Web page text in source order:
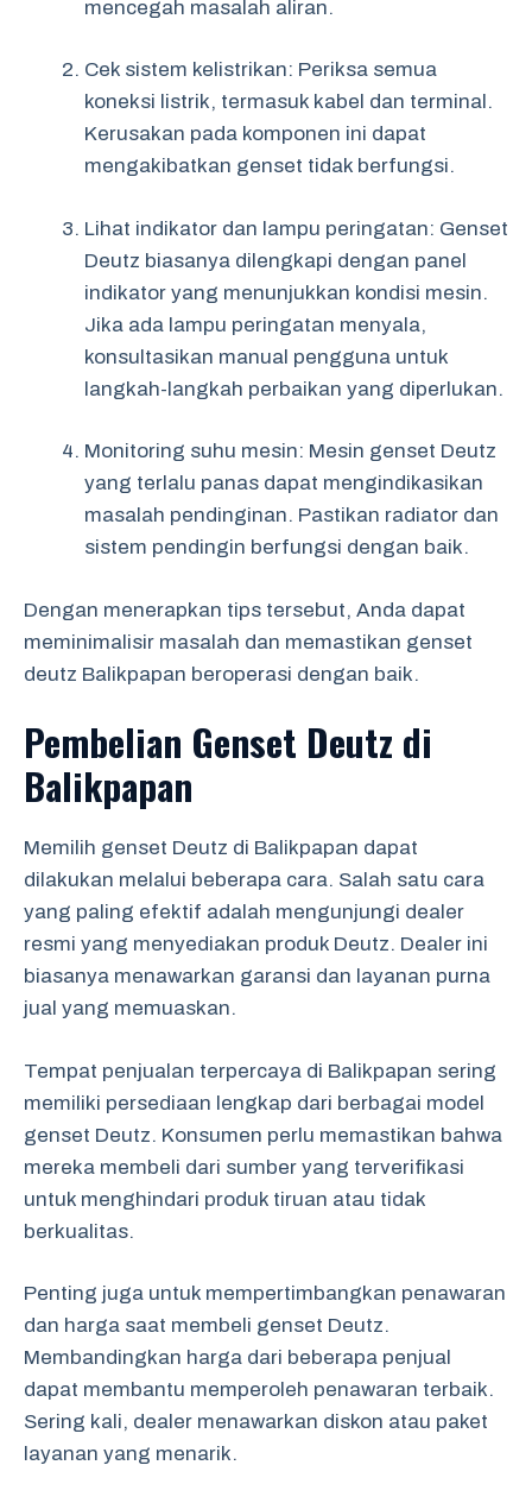
mencegah masalah aliran.
Cek sistem kelistrikan: Periksa semua
koneksi listrik, termasuk kabel dan terminal.
Kerusakan pada komponen ini dapat
mengakibatkan genset tidak berfungsi.
Lihat indikator dan lampu peringatan: Genset
Deutz biasanya dilengkapi dengan panel
indikator yang menunjukkan kondisi mesin.
Jika ada lampu peringatan menyala,
konsultasikan manual pengguna untuk
langkah-langkah perbaikan yang diperlukan.
Monitoring suhu mesin: Mesin genset Deutz
yang terlalu panas dapat mengindikasikan
masalah pendinginan. Pastikan radiator dan
sistem pendingin berfungsi dengan baik.
Dengan menerapkan tips tersebut, Anda dapat
meminimalisir masalah dan memastikan genset
deutz Balikpapan beroperasi dengan baik.
Pembelian Genset Deutz di
Balikpapan
Memilih genset Deutz di Balikpapan dapat
dilakukan melalui beberapa cara. Salah satu cara
yang paling efektif adalah mengunjungi dealer
resmi yang menyediakan produk Deutz. Dealer ini
biasanya menawarkan garansi dan layanan purna
jual yang memuaskan.
Tempat penjualan terpercaya di Balikpapan sering
memiliki persediaan lengkap dari berbagai model
genset Deutz. Konsumen perlu memastikan bahwa
mereka membeli dari sumber yang terverifikasi
untuk menghindari produk tiruan atau tidak
berkualitas.
Penting juga untuk mempertimbangkan penawaran
dan harga saat membeli genset Deutz.
Membandingkan harga dari beberapa penjual
dapat membantu memperoleh penawaran terbaik.
Sering kali, dealer menawarkan diskon atau paket
layanan yang menarik.